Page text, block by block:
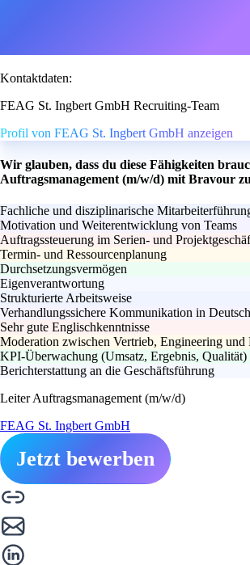
Kontaktdaten:
FEAG St. Ingbert GmbH Recruiting-Team
Profil von FEAG St. Ingbert GmbH anzeigen
Wir glauben, dass du diese Fähigkeiten
Auftragsmanagement (m/w/d) mit Bravour
Fachliche und disziplinarische
Motivation und Weiterentwicklung von Teams
Auftragssteuerung im Serien- und
Termin- und Ressourcenplanung
Durchsetzungsvermögen
Eigenverantwortung
Strukturierte Arbeitsweise
Verhandlungssichere Kommunikation in Deutsch
Sehr gute Englischkenntnisse
Moderation zwischen Vertrieb, Engineering und
KPI-Überwachung (Umsatz, Ergebnis, Qualität)
Berichterstattung an die Geschäftsführung
Leiter Auftragsmanagement (m/w/d)
FEAG St. Ingbert GmbH
Jetzt bewerben